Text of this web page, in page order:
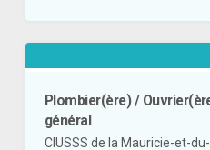
Plombier(ère) /
général
CIUSSS de la Mauricie-et-